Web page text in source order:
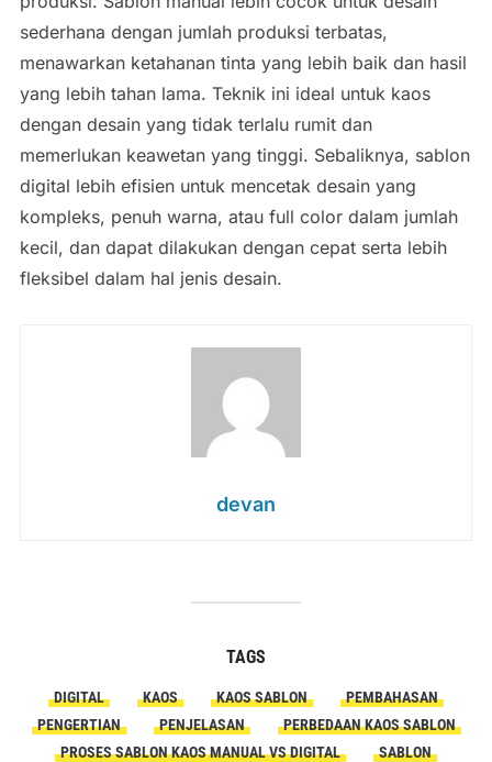
sederhana dengan jumlah produksi terbatas,
menawarkan ketahanan tinta yang lebih baik dan hasil
yang lebih tahan lama. Teknik ini ideal untuk kaos
dengan desain yang tidak terlalu rumit dan
memerlukan keawetan yang tinggi. Sebaliknya, sablon
digital lebih efisien untuk mencetak desain yang
kompleks, penuh warna, atau full color dalam jumlah
kecil, dan dapat dilakukan dengan cepat serta lebih
fleksibel dalam hal jenis desain.
devan
TAGS
DIGITAL KAOS KAOS SABLON
PEMBAHASAN
PENGERTIAN
PENJELASAN
PERBEDAAN KAOS SABLON
PROSES SABLON KAOS MANUAL VS DIGITAL
SABLON